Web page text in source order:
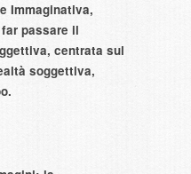
Immaginativa,
passare il
centrata sul
soggettiva,